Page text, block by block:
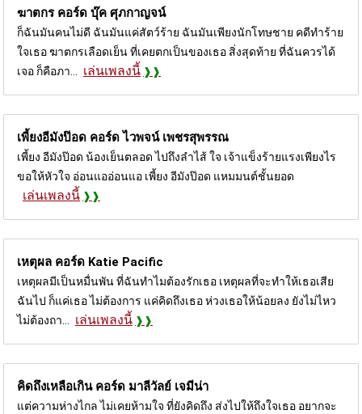
ฆาตกร คอร์ด บุ๊ค ศุภกาญจน์
ก็ฉันมันคนไม่ดี ฉันมันแค่สัตว์ร้าย ฉันมันเพียงนักโทษชาย คดีทำร้าย
ใจเธอ ฆาตกรเลือดเย็น ที่เคยตกเป็นของเธอ สิ่งสุดท้าย ที่ฉันควรได้
เจอ ก็คือภา... เล่นเพลงนี้
เพี้ยงอีมังป๊อด คอร์ด ไวพจน์ เพชรสุพรรณ
เพี้ยง อีมังป๊อด น้องเย็นตลอด ไปถึงลำไส้ ใจ เจ้าแข็งร้ายแรงเพียงไร
ขอให้หัวใจ อ่อนแออ่อนแอ เพี้ยง อีมังป๊อด แหมมนต์ชั้นยอด
เล่นเพลงนี้
เหตุผล คอร์ด Katie Pacific
เหตุผลมีเป็นหมื่นพัน ที่ฉันทำไมต้องรักเธอ เหตุผลที่จะทำให้เธอเสีย
ฉันไป ก็แค่เธอ ไม่ต้องการ แค่คิดถึงเธอ ห่วงเธอให้น้อยลง ยังไม่ไหว
ไม่ต้องถา... เล่นเพลงนี้
คิดถึงเหลือเกิน คอร์ด มาลีวัลย์ เจมีน่า
แต่ความห่างไกล ไม่เคยห้ามใจ ที่ยังคิดถึง ส่งไปให้ถึงใจเธอ อยากจะ